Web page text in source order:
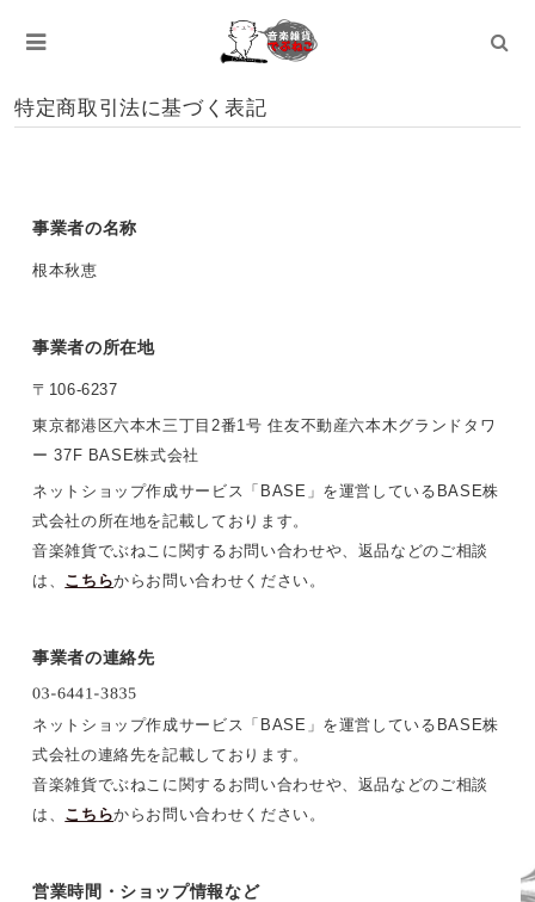
特定商取引法に基づく表記
事業者の名称
根本秋恵
事業者の所在地
〒106-6237
東京都港区六本木三丁目2番1号 住友不動産六本木グランドタワ
ー 37F BASE株式会社
ネットショップ作成サービス「BASE」を運営しているBASE株
式会社の所在地を記載しております。
音楽雑貨でぶねこに関するお問い合わせや、返品などのご相談
は、 こちらからお問い合わせください。
事業者の連絡先
ネットショップ作成サービス「BASE」を運営しているBASE株
式会社の連絡先を記載しております。
音楽雑貨でぶねこに関するお問い合わせや、返品などのご相談
は、 こちらからお問い合わせください。
営業時間・ショップ情報など